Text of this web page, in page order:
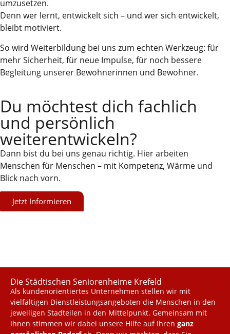
umzusetzen.
Denn wer lernt, entwickelt sich – und wer sich entwickelt,
bleibt motiviert.
So wird Weiterbildung bei uns zum echten Werkzeug: für
mehr Sicherheit, für neue Impulse, für noch bessere
Begleitung unserer Bewohnerinnen und Bewohner.
Du möchtest dich fachlich
und persönlich
weiterentwickeln?
Dann bist du bei uns genau richtig. Hier arbeiten
Menschen für Menschen – mit Kompetenz, Wärme und
Blick nach vorn.
Jetzt Informieren
Die Städtischen Seniorenheime Krefeld
Als kundenorientiertes Unternehmen stellen wir mit
vielfältigen Dienstleistungsangeboten die Menschen in den
jeweiligen Stadteilen in den Mittelpunkt. Gemeinsam mit
Ihnen stimmen wir dabei unsere Hilfe auf Ihren ganz